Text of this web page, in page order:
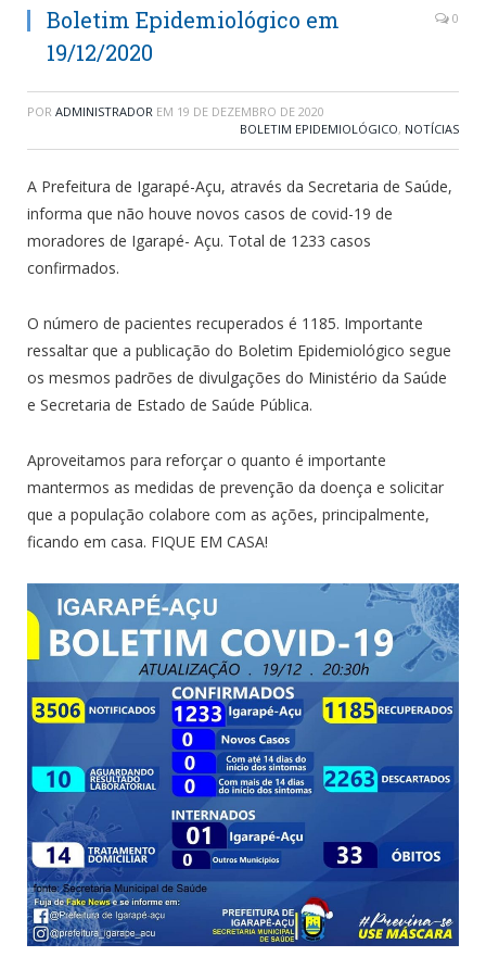
Boletim Epidemiológico em
19/12/2020
0
POR ADMINISTRADOR EM 19 DE DEZEMBRO DE 2020
BOLETIM EPIDEMIOLÓGICO, NOTÍCIAS
A Prefeitura de Igarapé-Açu, através da Secretaria de Saúde,
informa que não houve novos casos de covid-19 de
moradores de Igarapé- Açu. Total de 1233 casos
confirmados.
O número de pacientes recuperados é 1185. Importante
ressaltar que a publicação do Boletim Epidemiológico segue
os mesmos padrões de divulgações do Ministério da Saúde
e Secretaria de Estado de Saúde Pública.
Aproveitamos para reforçar o quanto é importante
mantermos as medidas de prevenção da doença e solicitar
que a população colabore com as ações, principalmente,
ficando em casa. FIQUE EM CASA!